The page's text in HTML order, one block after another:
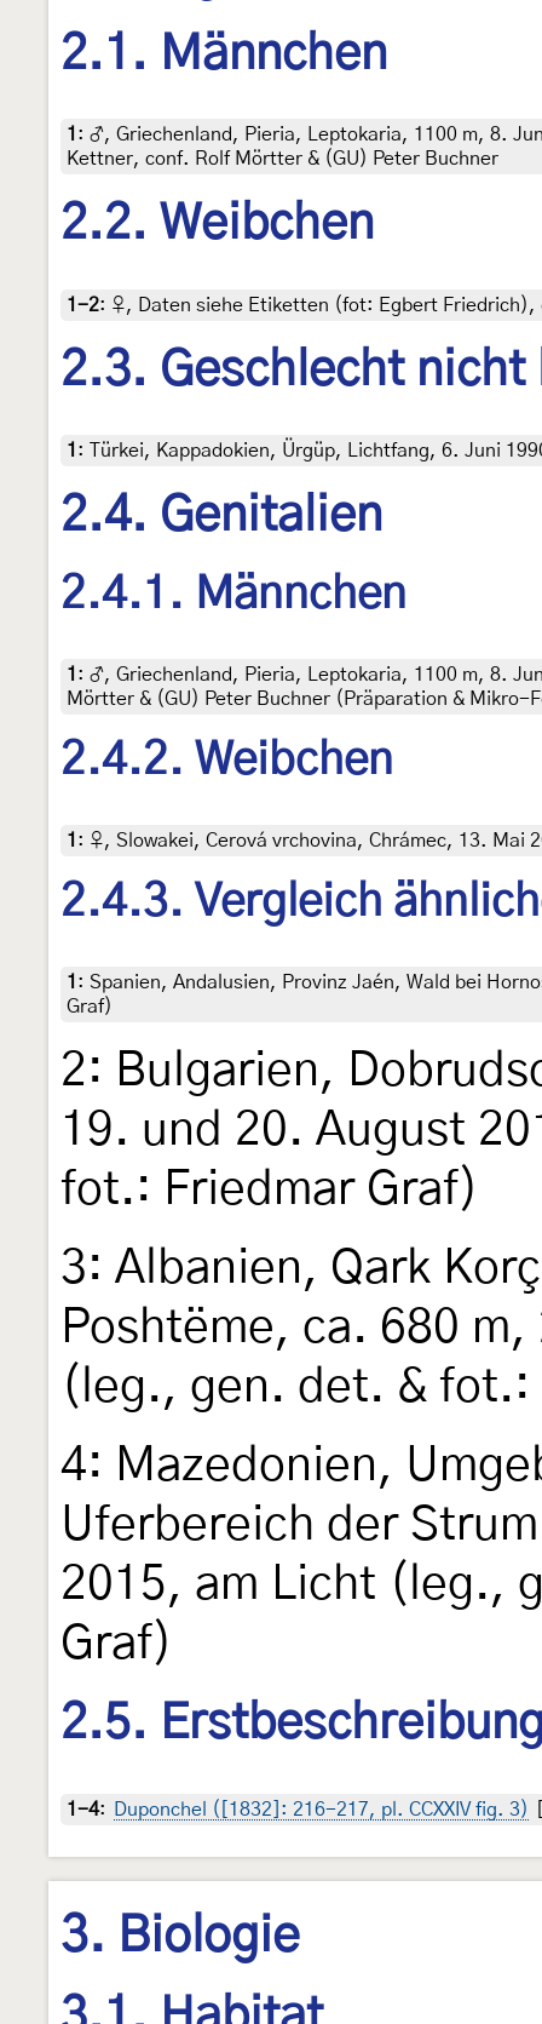
2.1. Männchen
1 : ♂, Griechenland, Pieria, Leptokaria, 1100 m, 8.
Kettner, conf. Rolf Mörtter & (GU) Peter Buchner
2.2. Weibchen
1-2: ♀, Daten siehe Etiketten (fot: Egbert Friedrich),
2.3. Geschlecht nicht
1 : Türkei, Kappadokien, Ürgüp, Lichtfang, 6. Juni
2.4. Genitalien
2.4.1. Männchen
1 : ♂, Griechenland, Pieria, Leptokaria, 1100 m, 8.
Mörtter & (GU) Peter Buchner (Präparation & Mikro-
2.4.2. Weibchen
1 : ♀, Slowakei, Cerová vrchovina, Chrámec, 13.
2.4.3. Vergleich
1 : Spanien, Andalusien, Provinz Jaén, Wald bei
Graf)
2: Bulgarien,
19. und 20. August
fot.: Friedmar Graf)
3: Albanien, Qark
Poshtëme, ca. 680
(leg., gen. det. & fot.:
4: Mazedonien,
Uferbereich der
2015, am Licht (leg.,
Graf)
2.5.
1-4: Duponchel ([1832]: 216-217, pl. CCXXIV fig. 3)
3. Biologie